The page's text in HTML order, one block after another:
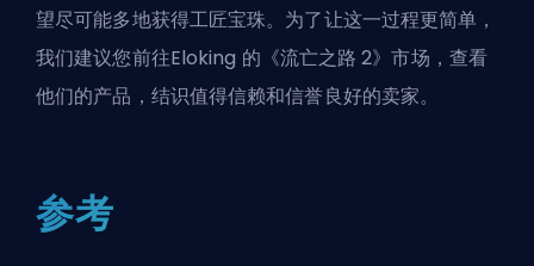
望尽可能多地获得工匠宝珠。为了让这一过程更简单，
我们建议您前往Eloking 的《流亡之路 2》市场 ，查看
他们的产品，结识值得信赖和信誉良好的卖家。
参考